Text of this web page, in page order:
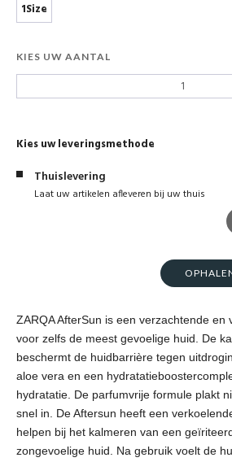
1Size
KIES UW AANTAL
Kies uw leveringsmethode
Thuislevering
Laat uw artikelen afleveren bij uw thuis
ZARQA AfterSun is een verzachtende en
voor zelfs de meest gevoelige huid. De
beschermt de huidbarrière tegen
aloe vera en een
hydratatie. De parfumvrije formule plakt
snel in. De Aftersun heeft een
helpen bij het kalmeren van een
zongevoelige huid. Na gebruik voelt de